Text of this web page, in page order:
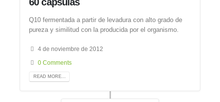
Q10 fermentada a partir de levadura con alto grado de
pureza y similitud con la producida por el organismo.
4 de noviembre de 2012
0 Comments
READ MORE...